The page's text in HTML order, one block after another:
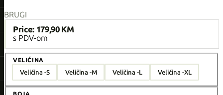
BRUGI
Price: 179,90 KM
s PDV-om
VELIČINA
Veličina -S Veličina -M Veličina -L Veličina -XL